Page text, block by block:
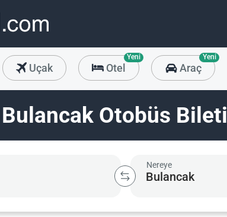
Uçak Otel
Yeni
Araç
Yeni
Otobüs Bileti
Nereye